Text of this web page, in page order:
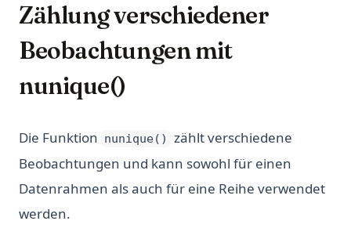
Zählung verschiedener
Beobachtungen mit
nunique()
Die Funktion nunique()
zählt verschiedene
Beobachtungen und kann sowohl für einen
Datenrahmen als auch für eine Reihe verwendet
werden.